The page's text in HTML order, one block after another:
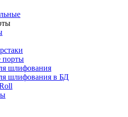
порты
шлифования
шлифования в БД